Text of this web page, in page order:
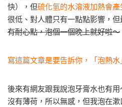
快），但硫化氫的水溶液加熱會產
很低、對人體只有一點點影響，但
有耐心點，泡個一個晚上就好啦～
寫這篇文章是要告訴你，「泡熱
後來有網友跟我說泡牙膏水也有
沒有薄荷，所以無感，但我泡在漱